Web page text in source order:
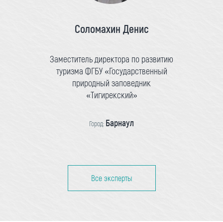
Соломахин Денис
Заместитель директора по развитию
туризма ФГБУ «Государственный
природный заповедник
«Тигирекский»
Город: Барнаул
Все эксперты